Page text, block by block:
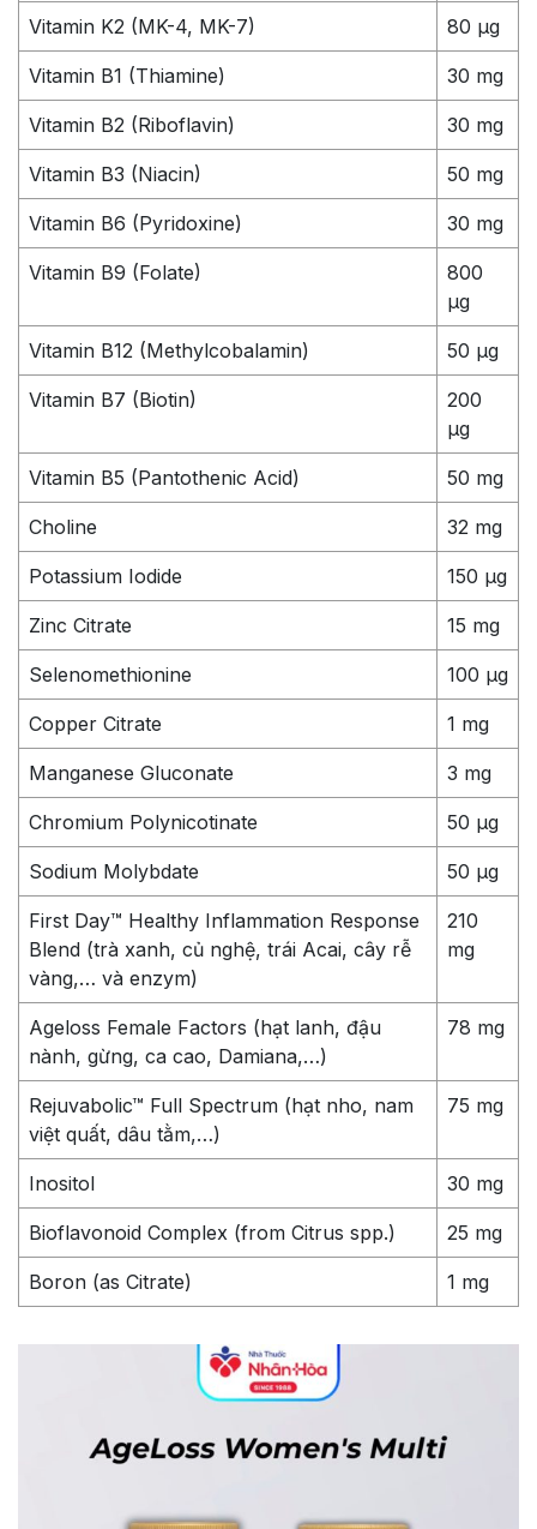
Vitamin K2 (MK-4, MK-7) 80 µg
Vitamin B1 (Thiamine) 30 mg
Vitamin B2 (Riboflavin) 30 mg
Vitamin B3 (Niacin) 50 mg
Vitamin B6 (Pyridoxine) 30 mg
Vitamin B9 (Folate)
800
µg
Vitamin B12 (Methylcobalamin) 50 µg
Vitamin B7 (Biotin)
200
µg
Vitamin B5 (Pantothenic Acid) 50 mg
Choline 32 mg
Potassium Iodide 150 µg
Zinc Citrate 15 mg
Selenomethionine 100 µg
Copper Citrate 1 mg
Manganese Gluconate 3 mg
Chromium Polynicotinate 50 µg
Sodium Molybdate 50 µg
First Day™ Healthy Inflammation Response
Blend (trà xanh, củ nghệ, trái Acai, cây rễ
vàng,… và enzym)
210
mg
Ageloss Female Factors (hạt lanh, đậu
nành, gừng, ca cao, Damiana,…)
78 mg
Rejuvabolic™ Full Spectrum (hạt nho, nam
việt quất, dâu tằm,…)
75 mg
Inositol 30 mg
Bioflavonoid Complex (from Citrus spp.) 25 mg
Boron (as Citrate) 1 mg